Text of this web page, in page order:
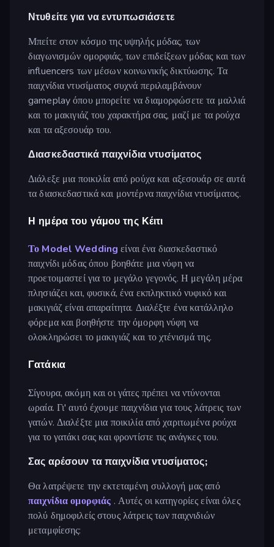
Ντυθείτε για να εντυπωσιάσετε
Μπείτε στον κόσμο της υψηλής μόδας, των
διαγωνισμών ομορφιάς, των επιδείξεων μόδας και των
influencers των μέσων κοινωνικής δικτύωσης. Τα
παιχνίδια ντυσίματος συχνά περιλαμβάνουν
gameplay όπου μπορείτε να διαμορφώσετε τα μαλλιά
και το μακιγιάζ του χαρακτήρα σας, μαζί με τα ρούχα
και τα αξεσουάρ του.
Διασκεδαστικά παιχνίδια ντυσίματος
Διάλεξε μια ποικιλία από ρούχα και αξεσουάρ σε αυτά
τα διασκεδαστικά και μοντέρνα παιχνίδια ντυσίματος.
Η ημέρα του γάμου της Κέιτι
Το Model Wedding είναι ένα διασκεδαστικό
παιχνίδι μόδας όπου βοηθάτε μια νύφη να
προετοιμαστεί για το μεγάλο γεγονός. Η μεγάλη μέρα
πλησιάζει και, φυσικά, ένα εκπληκτικό νυφικό και
μακιγιάζ είναι απαραίτητα. Διαλέξτε ένα κατάλληλο
φόρεμα και βοηθήστε την όμορφη νύφη να
ολοκληρώσει το μακιγιάζ και το χτένισμά της.
Γατάκια
Σίγουρα, ακόμη και οι γάτες πρέπει να ντύνονται
ωραία. Γι' αυτό έχουμε παιχνίδια για τους λάτρεις των
γατών. Διαλέξτε μια ποικιλία από χαριτωμένα ρούχα
για το γατάκι σας και φροντίστε τις ανάγκες του.
Σας αρέσουν τα παιχνίδια ντυσίματος;
Θα λατρέψετε την εκτεταμένη συλλογή μας από
παιχνίδια ομορφιάς . Αυτές οι κατηγορίες είναι όλες
πολύ δημοφιλείς στους λάτρεις των παιχνιδιών
μεταμφίεσης: